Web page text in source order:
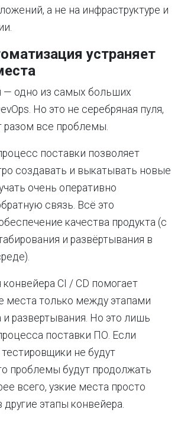
а не на инфраструктуре и
устраняет
— одно из самых больших
Но это не серебряная пуля,
разом все проблемы.
поставки позволяет
создавать и выкатывать новые
очень оперативно
связь. Всё это
качества продукта (с
и развёртывания в
CI / CD помогает
места только между этапами
и развертывания. Но это лишь
поставки ПО. Если
не будут
проблемы будут продолжать
всего, узкие места просто
другие этапы конвейера.